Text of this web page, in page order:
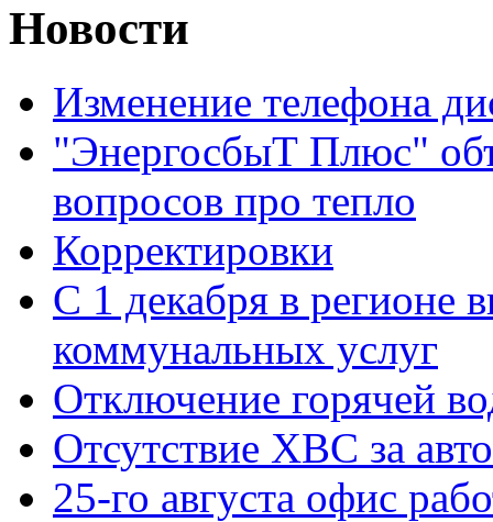
Новости
Изменение телефона
"ЭнергосбыТ Плюс"
вопросов про тепло
Корректировки
С 1 декабря в регионе
коммунальных услуг
Отключение горячей
Отсутствие ХВС за
25-го августа офис